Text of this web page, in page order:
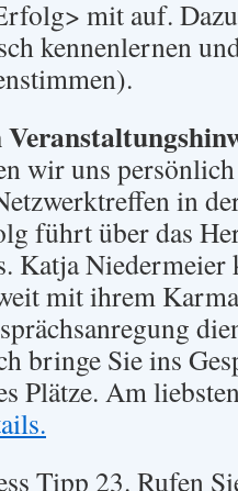
mit auf.
kennenlernen
wir uns
in
führt über das
Katja Niedermeier
mit ihrem
bringe Sie ins
Plätze. Am
Tipp 23. Rufen